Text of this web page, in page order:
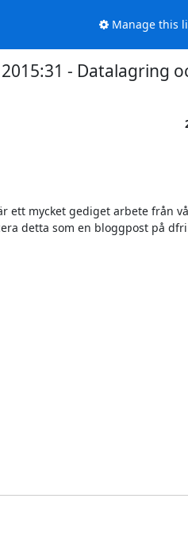
Manage this
- Datalagring
ett mycket gediget arbete från
detta som en bloggpost på